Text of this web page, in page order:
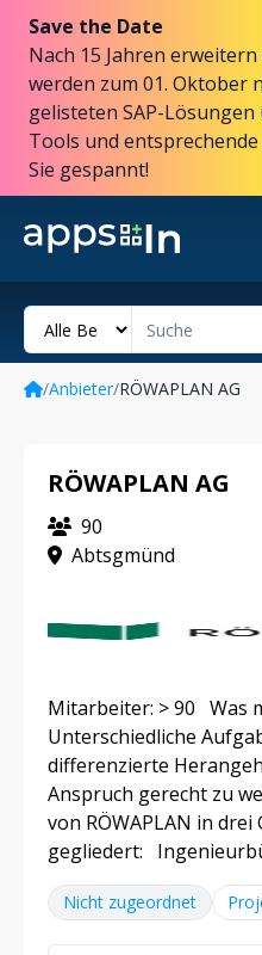
Save the Date
Nach 15 Jahren
werden zum 01. Oktober
gelisteten SAP-
Tools und
Sie gespannt!
/Anbieter/RÖWAPLAN AG
RÖWAPLAN AG
90
Abtsgmünd
Mitarbeiter: > 90 Was
Unterschiedliche
differenzierte
Anspruch gerecht zu
von RÖWAPLAN in
gegliedert:
Nicht zugeordnet